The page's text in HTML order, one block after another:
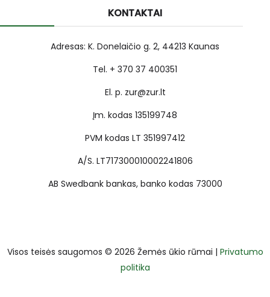
KONTAKTAI
Adresas: K. Donelaičio g. 2, 44213 Kaunas
Tel. + 370 37 400351
El. p. zur@zur.lt
Įm. kodas 135199748
PVM kodas LT 351997412
A/S. LT717300010002241806
AB Swedbank bankas, banko kodas 73000
Visos teisės saugomos © 2026 Žemės ūkio rūmai | Privatumo
politika